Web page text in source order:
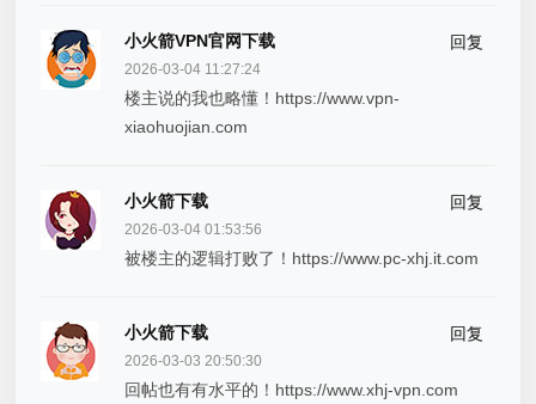
小火箭VPN官网下载 回复
2026-03-04 11:27:24
楼主说的我也略懂！https://www.vpn-
xiaohuojian.com
小火箭下载 回复
2026-03-04 01:53:56
被楼主的逻辑打败了！https://www.pc-xhj.it.com
小火箭下载 回复
2026-03-03 20:50:30
回帖也有有水平的！https://www.xhj-vpn.com